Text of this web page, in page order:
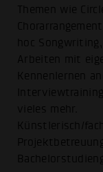
Themen wie
hoc
Arbeiten mit
Kennenlernen
vieles mehr.
Künstlerisch/